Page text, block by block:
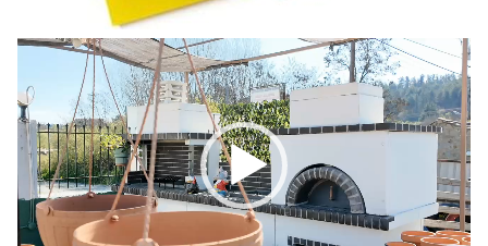
Πρόγραμμα
Αναπαραγωγής
Βίντεο